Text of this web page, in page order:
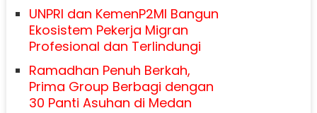
UNPRI dan KemenP2MI Bangun
Ekosistem Pekerja Migran
Profesional dan Terlindungi
Ramadhan Penuh Berkah,
Prima Group Berbagi dengan
30 Panti Asuhan di Medan